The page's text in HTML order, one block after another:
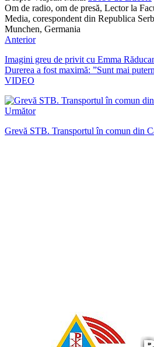
Om de radio, om de presă, Lector la
Media, corespondent din Republica
Munchen, Germania
Anterior
Imagini greu de privit cu Emma
Durerea a fost maximă: ”Sunt mai
VIDEO
Următor
Grevă STB. Transportul în comun din